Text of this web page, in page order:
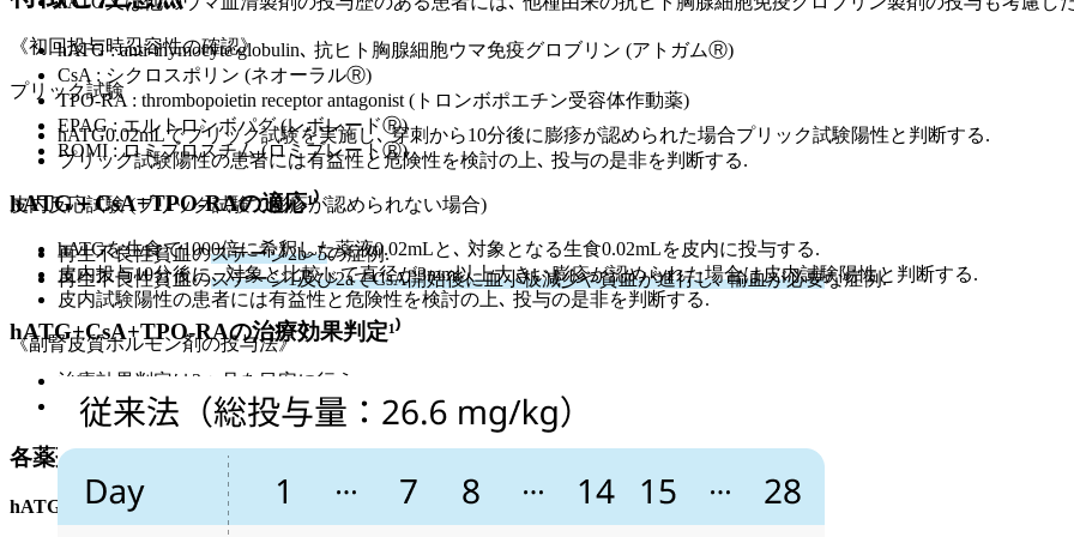
《初回投与時忍容性の確認》
プリック試験
hATG0.02mLでプリック試験を実施し､ 穿刺から10分後に膨疹が認められた場合プリック試験陽性と判断する.
プリック試験陽性の患者には有益性と危険性を検討の上､ 投与の是非を判断する.
皮内反応試験 (プリック試験で膨疹が認められない場合)
hATGを生食で1000倍に希釈した薬液0.02mLと､ 対象となる生食0.02mLを皮内に投与する.
皮内投与10分後に､ 対象と比較して直径が3mm以上大きい膨疹が認められた場合は皮内試験陽性と判断する.
皮内試験陽性の患者には有益性と危険性を検討の上､ 投与の是非を判断する.
《副腎皮質ホルモン剤の投与法》
hATG : anti-thymocyte globulin､ 抗ヒト胸腺細胞ウマ免疫グロブリン (アトガムⓇ)
CsA : シクロスポリン (ネオーラルⓇ)
TPO-RA : thrombopoietin receptor antagonist (トロンボポエチン受容体作動薬)
EPAG : エルトロンボパグ (レボレードⓇ)
ROMI : ロミプロスチム (ロミプレートⓇ)
hATG＋CsA+TPO-RAの適応¹⁾
再生不良性貧血のステージ2b~5の症例.
再生不良性貧血のステージ1及び2aでCsA開始後に血小板減少や貧血が進行し､ 輸血が必要な症例.
hATG+CsA+TPO-RAの治療効果判定¹⁾
治療効果判定は 3ヵ月を目安に行う.
Late responderのこともあり6ヵ月までは無効と判断せずに経過を観察する.
各薬剤の特徴､ 用法･用量､ 主な副作用とその対策
hATG